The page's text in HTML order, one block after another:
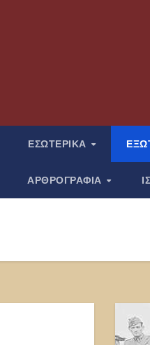
ΕΣΩΤΕΡΙΚΑ
ΑΡΘΡΟΓΡΑΦΙΑ